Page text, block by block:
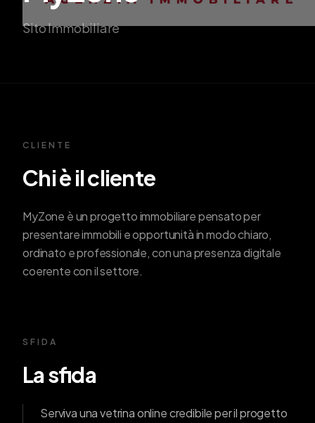
Sito Immobiliare
CLIENTE
Chi è il cliente
MyZone è un progetto immobiliare pensato per
presentare immobili e opportunità in modo chiaro,
ordinato e professionale, con una presenza digitale
coerente con il settore.
SFIDA
La sfida
Serviva una vetrina online credibile per il progetto